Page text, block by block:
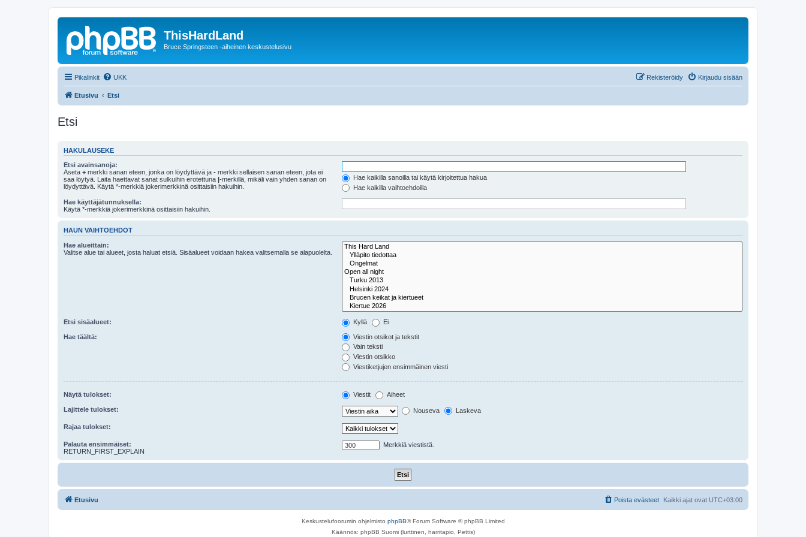
ThisHardLand
Bruce Springsteen -aiheinen keskustelusivu
Pikalinkit UKK Kirjaudu sisään
Rekisteröidy
Etusivu Etsi
Etsi
HAKULAUSEKE
Etsi avainsanoja:
Aseta + merkki sanan eteen, jonka on löydyttävä ja - merkki sellaisen sanan eteen, jota ei
saa löytyä. Laita haettavat sanat sulkuihin erotettuna |-merkillä, mikäli vain yhden sanan on
löydyttävä. Käytä *-merkkiä jokerimerkkinä osittaisiin hakuihin.
Hae kaikilla sanoilla tai käytä kirjoitettua hakua
Hae kaikilla vaihtoehdoilla
Hae käyttäjätunnuksella:
Käytä *-merkkiä jokerimerkkinä osittaisiin hakuihin.
HAUN VAIHTOEHDOT
Hae alueittain:
Valitse alue tai alueet, josta haluat etsiä. Sisäalueet voidaan hakea valitsemalla se alapuolelta.
Etsi sisäalueet: Kyllä Ei
Hae täältä:
Viestin otsikot ja tekstit
Vain teksti
Viestin otsikko
Viestiketjujen ensimmäinen viesti
Näytä tulokset: Viestit Aiheet
Lajittele tulokset: Nouseva Laskeva
Rajaa tulokset:
Palauta ensimmäiset:
RETURN_FIRST_EXPLAIN
Merkkiä viestistä.
Etusivu Kaikki ajat ovat UTC+03:00
Poista evästeet
Keskustelufoorumin ohjelmisto phpBB® Forum Software © phpBB Limited
Käännös: phpBB Suomi (lurttinen, harritapio, Pettis)